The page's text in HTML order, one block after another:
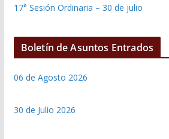
17° Sesión Ordinaria – 30 de julio
Boletín de Asuntos Entrados
06 de Agosto 2026
30 de Julio 2026